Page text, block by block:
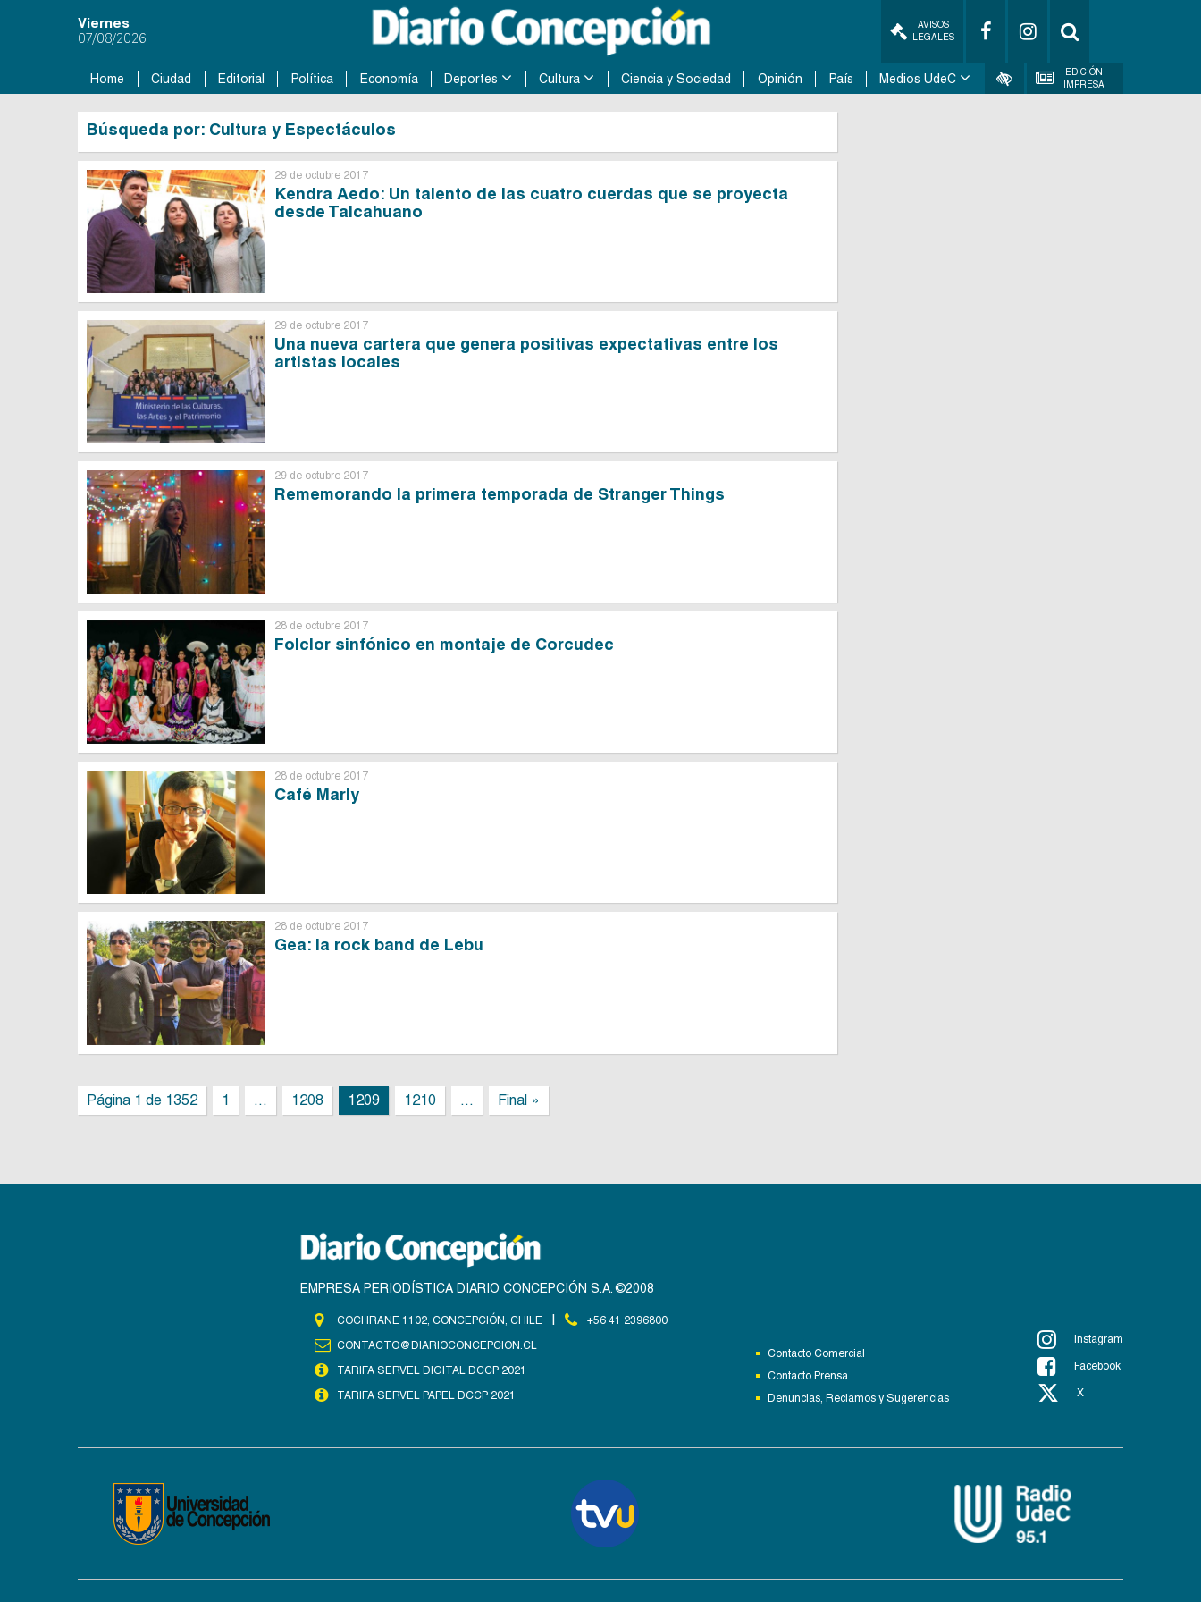
Viernes
07/08/2026
AVISOS
LEGALES
Home Ciudad Editorial Política Economía Deportes Cultura Ciencia y Sociedad Opinión País Medios UdeC
EDICIÓN
IMPRESA
Búsqueda por: Cultura y Espectáculos
29 de octubre 2017
Kendra Aedo: Un talento de las cuatro cuerdas que se proyecta
desde Talcahuano
29 de octubre 2017
Una nueva cartera que genera positivas expectativas entre los
artistas locales
29 de octubre 2017
Rememorando la primera temporada de Stranger Things
28 de octubre 2017
Folclor sinfónico en montaje de Corcudec
28 de octubre 2017
Café Marly
28 de octubre 2017
Gea: la rock band de Lebu
Página 1 de 1352 1 ... 1208 1209 1210 ... Final »
EMPRESA PERIODÍSTICA DIARIO CONCEPCIÓN S.A. ©2008
COCHRANE 1102, CONCEPCIÓN, CHILE
+56 41 2396800
CONTACTO@DIARIOCONCEPCION.CL
TARIFA SERVEL DIGITAL DCCP 2021
TARIFA SERVEL PAPEL DCCP 2021
Contacto Comercial
Contacto Prensa
Denuncias, Reclamos y Sugerencias
Instagram
Facebook
X